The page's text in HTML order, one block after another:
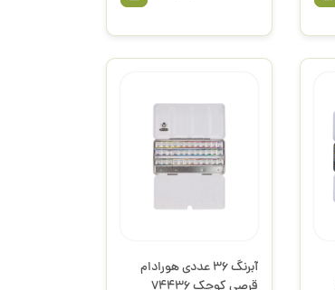
آبرنگ 36 عددی هورادام